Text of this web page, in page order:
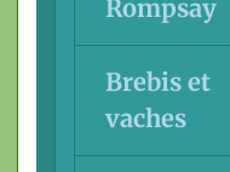
Rompsay
Brebis et
vaches